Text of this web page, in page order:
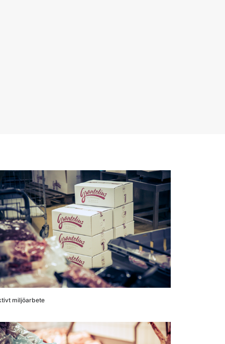
miljöarbete